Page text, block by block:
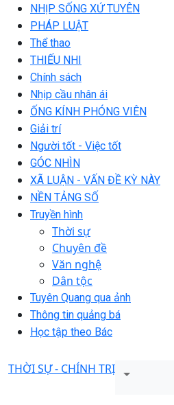
NHỊP SỐNG XỨ TUYÊN
PHÁP LUẬT
Thể thao
THIẾU NHI
Chính sách
Nhịp cầu nhân ái
ỐNG KÍNH PHÓNG VIÊN
Giải trí
Người tốt - Việc tốt
GÓC NHÌN
XÃ LUẬN - VẤN ĐỀ KỲ NÀY
NỀN TẢNG SỐ
Truyền hình
Thời sự
Chuyên đề
Văn nghệ
Dân tộc
Tuyên Quang qua ảnh
Thông tin quảng bá
Học tập theo Bác
THỜI SỰ - CHÍNH TRỊ